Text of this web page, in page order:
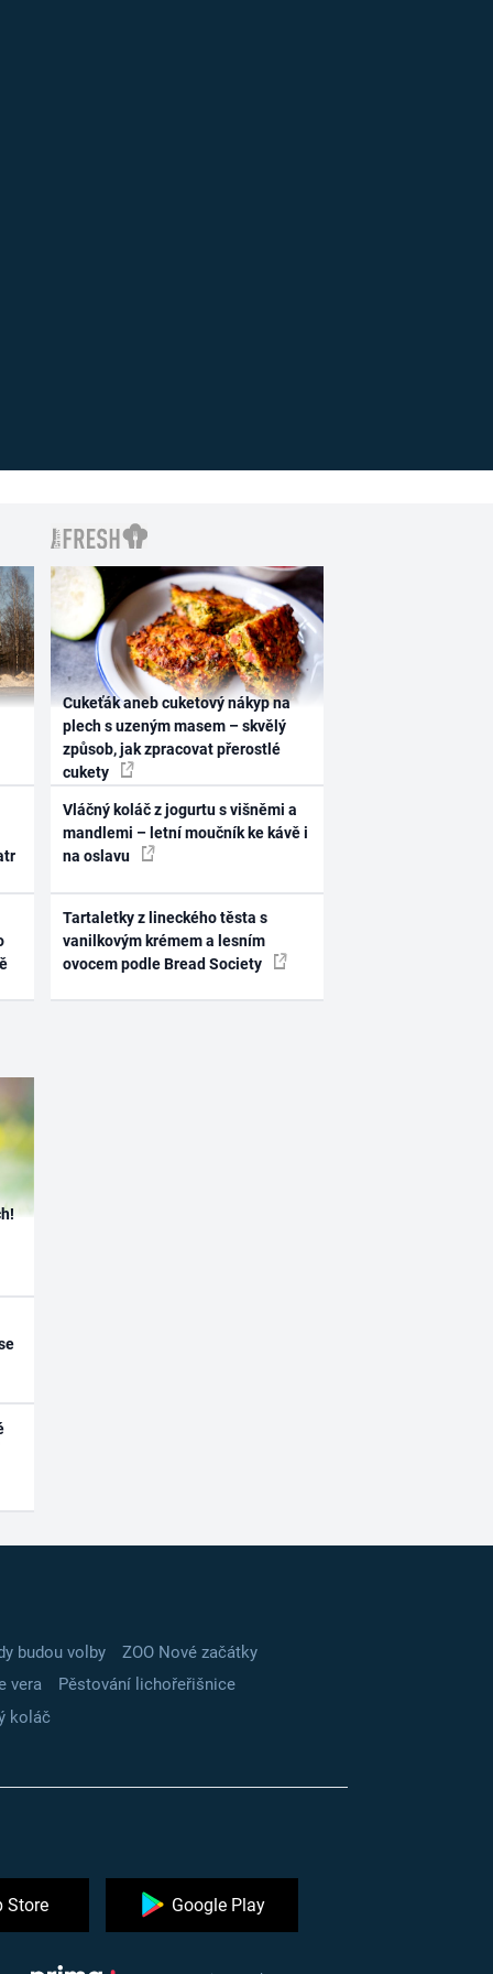
Cukeťák aneb cuketový nákyp na
plech s uzeným masem – skvělý
způsob, jak zpracovat přerostlé
cukety
Vláčný koláč z jogurtu s višněmi a
mandlemi – letní moučník ke kávě i
na oslavu
Tartaletky z lineckého těsta s
vanilkovým krémem a lesním
ovocem podle Bread Society
budou volby
ZOO Nové začátky
vera
Pěstování lichořeřišnice
koláč
Store Google Play